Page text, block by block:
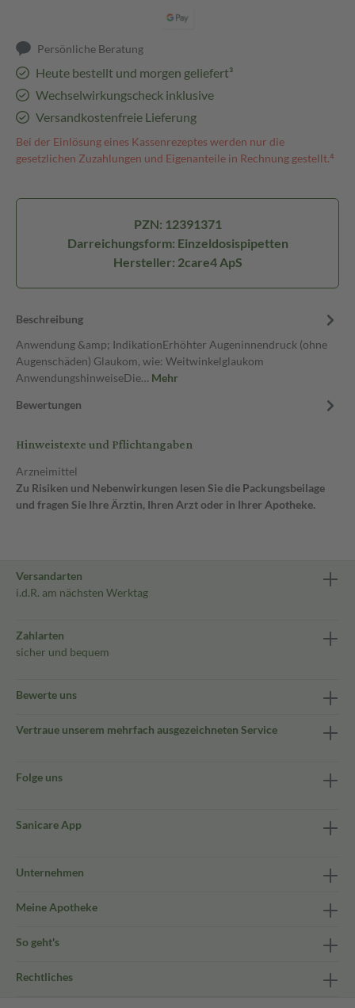
Persönliche Beratung
Heute bestellt und morgen geliefert³
Wechselwirkungscheck inklusive
Versandkostenfreie Lieferung
Bei der Einlösung eines Kassenrezeptes werden nur die
gesetzlichen Zuzahlungen und Eigenanteile in Rechnung gestellt.⁴
PZN: 12391371
Darreichungsform: Einzeldosispipetten
Hersteller: 2care4 ApS
Beschreibung
Anwendung &amp; IndikationErhöhter Augeninnendruck (ohne
Augenschäden) Glaukom, wie: Weitwinkelglaukom
AnwendungshinweiseDie… Mehr
Bewertungen
Hinweistexte und Pflichtangaben
Arzneimittel
Zu Risiken und Nebenwirkungen lesen Sie die Packungsbeilage
und fragen Sie Ihre Ärztin, Ihren Arzt oder in Ihrer Apotheke.
Versandarten
i.d.R. am nächsten Werktag
Zahlarten
sicher und bequem
Bewerte uns
Vertraue unserem mehrfach ausgezeichneten Service
Folge uns
Sanicare App
Unternehmen
Meine Apotheke
So geht's
Rechtliches